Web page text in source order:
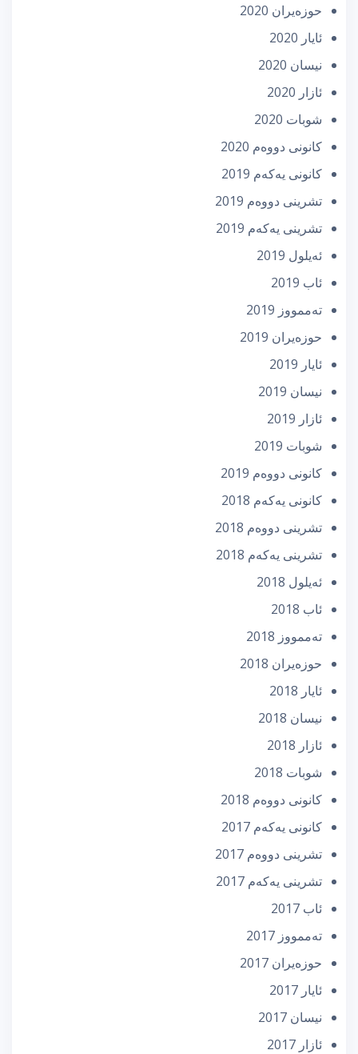
حوزه‌یران 2020
ئایار 2020
نیسان 2020
ئازار 2020
شوبات 2020
كانونی دووه‌م 2020
كانونی یه‌كه‌م 2019
تشرینی دووه‌م 2019
تشرینی یه‌كه‌م 2019
ئه‌یلول 2019
ئاب 2019
تەممووز 2019
حوزه‌یران 2019
ئایار 2019
نیسان 2019
ئازار 2019
شوبات 2019
كانونی دووه‌م 2019
كانونی یه‌كه‌م 2018
تشرینی دووه‌م 2018
تشرینی یه‌كه‌م 2018
ئه‌یلول 2018
ئاب 2018
تەممووز 2018
حوزه‌یران 2018
ئایار 2018
نیسان 2018
ئازار 2018
شوبات 2018
كانونی دووه‌م 2018
كانونی یه‌كه‌م 2017
تشرینی دووه‌م 2017
تشرینی یه‌كه‌م 2017
ئاب 2017
تەممووز 2017
حوزه‌یران 2017
ئایار 2017
نیسان 2017
ئازار 2017